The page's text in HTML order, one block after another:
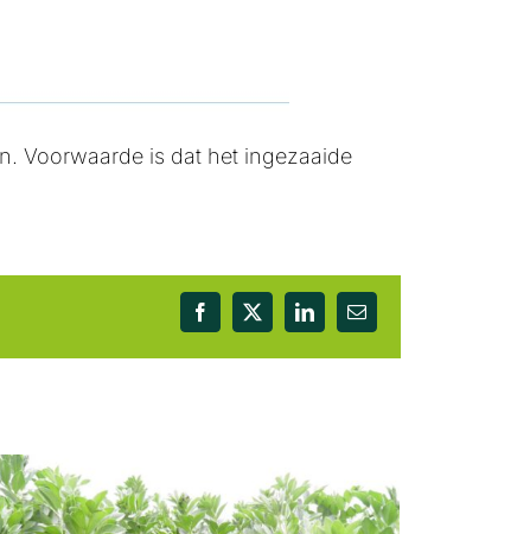
Voorwaarde is dat het ingezaaide
Facebook
X LinkedIn
E-
mail